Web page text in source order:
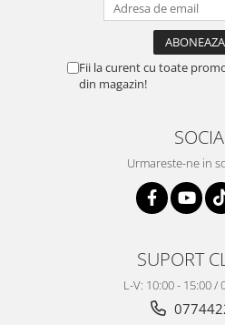
Fii la curent cu toate
din magazin!
Urmareste-ne in
SUPORT
L-V: 10:00 - 15:00 /